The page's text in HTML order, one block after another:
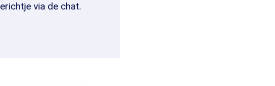
via de chat.